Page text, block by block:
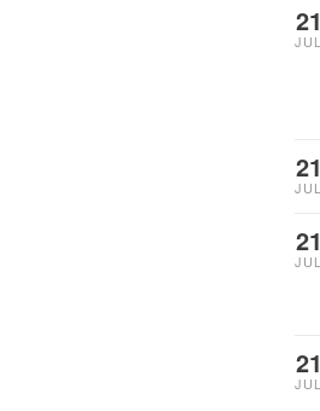
21
JUL
21
JUL
21
JUL
21
JUL